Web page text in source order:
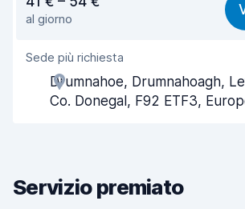
Facile da trovare
Gentilezza degli agenti
Rapidità del ritiro
Condizioni dell'auto
al giorno
Sede più richiesta
Drumnahoe, Drumnahoagh,
Co. Donegal, F92 ETF3,
Servizio premiato